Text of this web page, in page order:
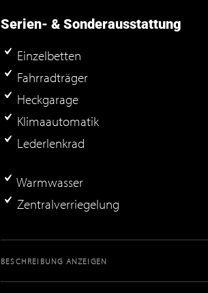
Serien- & Sonderausstattung
Einzelbetten
Fahrradträger
Heckgarage
Klimaautomatik
Lederlenkrad
Warmwasser
Zentralverriegelung
BESCHREIBUNG ANZEIGEN